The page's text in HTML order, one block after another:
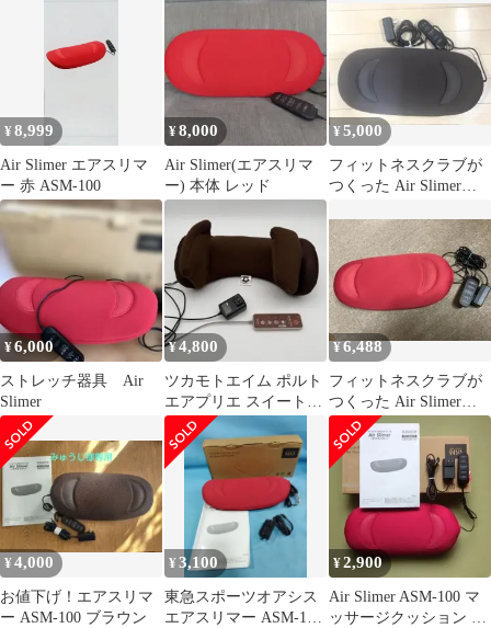
¥8,999
Air Slimer エアスリマ
ー 赤 ASM-100
¥8,000
Air Slimer(エアスリマ
ー) 本体 レッド
¥5,000
フィットネスクラブが
つくった Air Slimer
¥6,000
ストレッチ器具 Air
Slimer
¥4,800
ツカモトエイム ポルト
エアプリエ スイートプ
レミアム AIM-FN022D
¥6,488
フィットネスクラブが
つくった Air Slimer
ASM-100 東急オアシス
¥4,000
お値下げ！エアスリマ
ー ASM-100 ブラウン
¥3,100
東急スポーツオアシス
エアスリマー ASM‐100
¥2,900
Air Slimer ASM-100 マ
ッサージクッション 本